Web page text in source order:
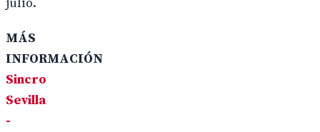
MÁS
INFORMACIÓN
Sincro
Sevilla
-